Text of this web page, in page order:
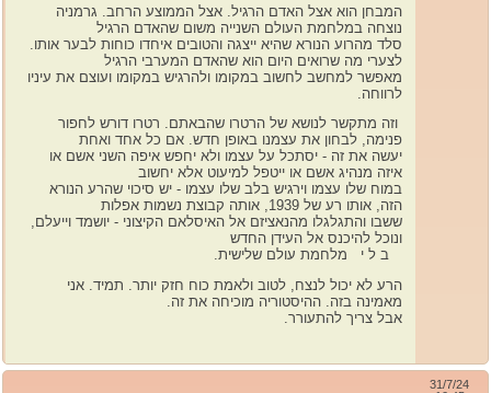
המבחן הוא אצל האדם הרגיל. אצל הממוצע הרחב. גרמניה
נוצחה במלחמת העולם השנייה משום שהאדם הרגיל
סלד מהרוע הנורא שהיא ייצגה והטובים איחדו כוחות לבער אותו.
לצערי מה שרואים היום הוא שהאדם המערבי הרגיל
מאפשר למחשב לחשוב במקומו ולהרגיש במקומו ועוצם את עיניו
לרווחה.
וזה מתקשר לנושא של הרטרו שהבאתם. רטרו דורש לחפור
פנימה, לבחון את עצמנו באופן חדש. אם כל אחד ואחת
יעשה את זה - יסתכל על עצמו ולא יחפש איפה השני אשם או
איזה מנהיג אשם או ייטפל למיעוט אלא יחשוב
במוח שלו עצמו וירגיש בלב שלו עצמו - יש סיכוי שהרע הנורא
הזה, אותו רע של 1939, אותה קבוצת נשמות אפלות
ששבו והתגלגלו מהנאציזם אל האיסלאם הקיצוני - יושמד וייעלם,
ונוכל להיכנס אל העידן החדש
ב ל י מלחמת עולם שלישית.
הרע לא יכול לנצח, לטוב ולאמת כוח חזק יותר. תמיד. אני
מאמינה בזה. ההיסטוריה מוכיחה את זה.
אבל צריך להתעורר.
31/7/24